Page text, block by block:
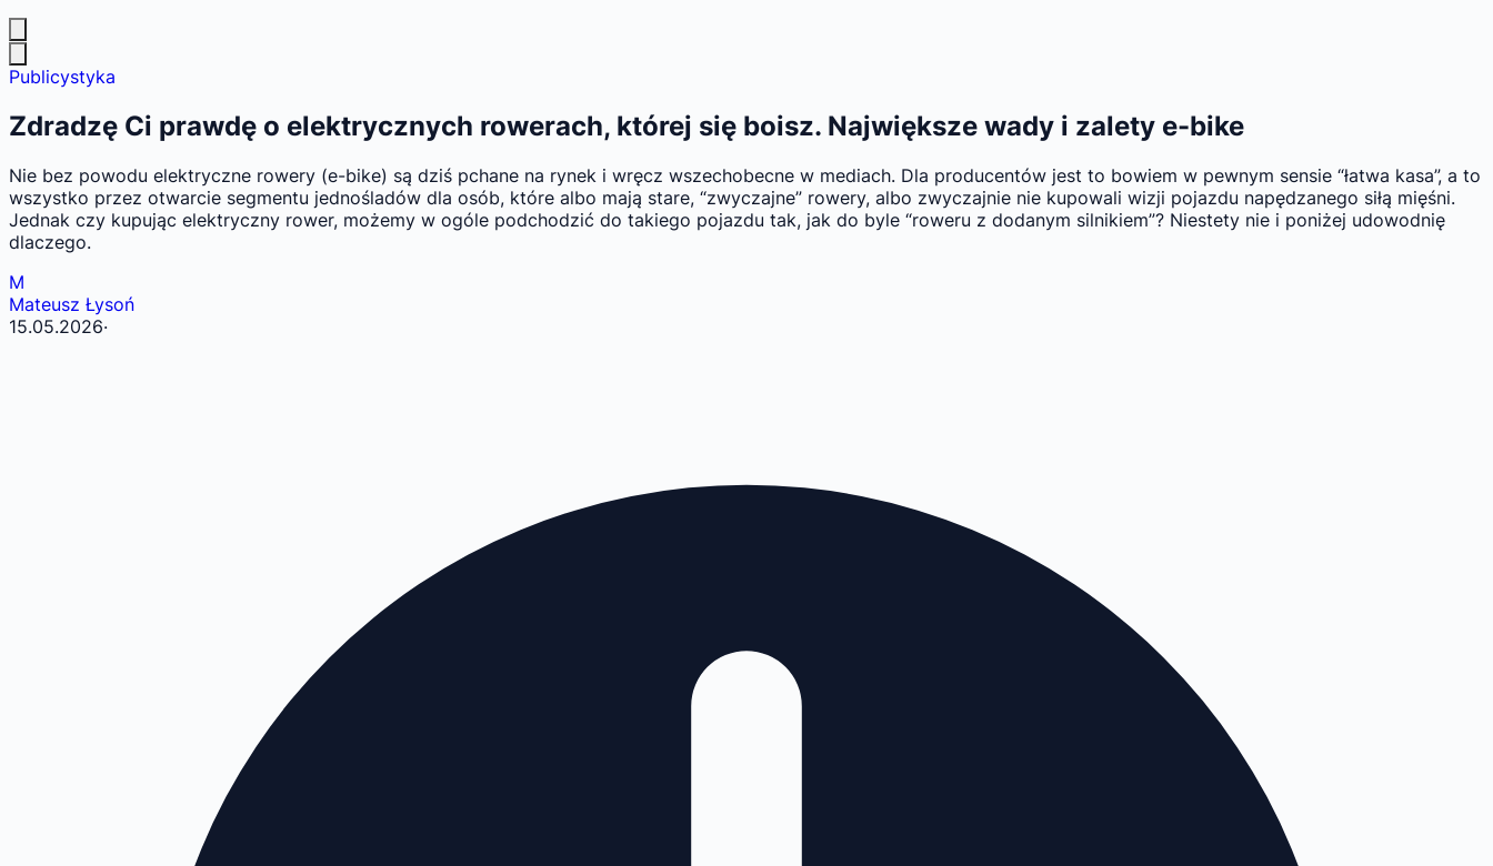
Publicystyka
Zdradzę Ci prawdę o elektrycznych rowerach, której się boisz. Największe wady i zalety e-bike
Nie bez powodu elektryczne rowery (e-bike) są dziś pchane na rynek i wręcz wszechobecne w mediach. Dla producentów jest to bowiem w pewnym sensie “łatwa kasa”, a to
wszystko przez otwarcie segmentu jednośladów dla osób, które albo mają stare, “zwyczajne” rowery, albo zwyczajnie nie kupowali wizji pojazdu napędzanego siłą mięśni.
Jednak czy kupując elektryczny rower, możemy w ogóle podchodzić do takiego pojazdu tak, jak do byle “roweru z dodanym silnikiem”? Niestety nie i poniżej udowodnię
dlaczego.
M
Mateusz Łysoń
15.05.2026·